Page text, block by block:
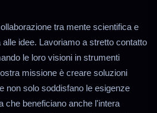
tra mente scientifica e
idee. Lavoriamo a stretto contatto
le loro visioni in strumenti
missione è creare soluzioni
non solo soddisfano le esigenze
che beneficiano anche l'intera